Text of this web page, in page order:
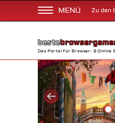
MENÜ Zu den
Das Portal für Browser- & Online